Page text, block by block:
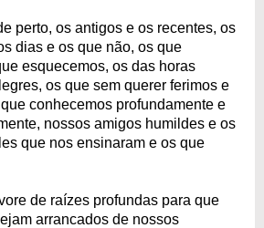
perto, os antigos e os recentes, os
dias e os que não, os que
esquecemos, os das horas
os que sem querer ferimos e
conhecemos profundamente e
nossos amigos humildes e os
que nos ensinaram e os que
de raízes profundas para que
arrancados de nossos